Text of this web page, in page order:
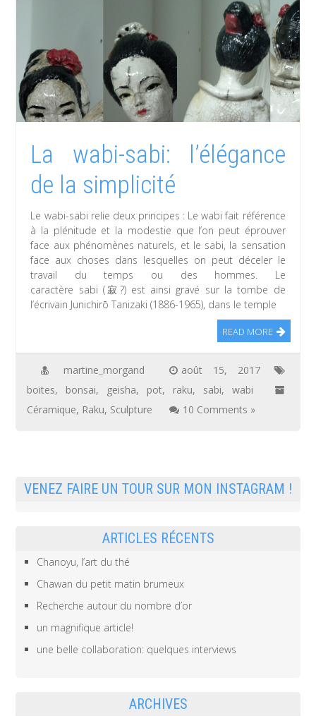
La wabi-sabi: l’élégance
de la simplicité
Le wabi-sabi relie deux principes : Le wabi fait référence
à la plénitude et la modestie que l’on peut éprouver
face aux phénomènes naturels, et le sabi, la sensation
face aux choses dans lesquelles on peut déceler le
travail du temps ou des hommes. Le
caractère sabi (寂?) est ainsi gravé sur la tombe de
l’écrivain Junichirō Tanizaki (1886-1965), dans le temple
READ MORE
martine_morgand
août 15, 2017
boites, bonsai, geisha, pot, raku, sabi,wabi
Céramique, Raku, Sculpture 10 Comments »
VENEZ FAIRE UN TOUR SUR MON INSTAGRAM !
ARTICLES RÉCENTS
Chanoyu, l’art du thé
Chawan du petit matin brumeux
Recherche autour du nombre d’or
un magnifique article!
une belle collaboration: quelques interviews
ARCHIVES